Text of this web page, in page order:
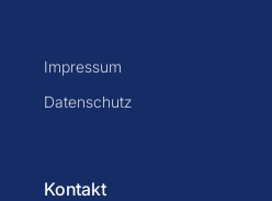
Impressum
Datenschutz
Kontakt